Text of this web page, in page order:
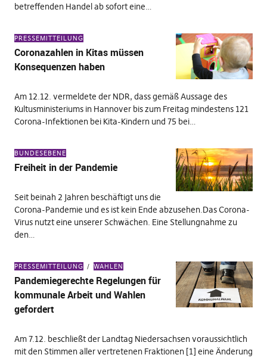
betreffenden Handel ab sofort eine…
PRESSEMITTEILUNG
Coronazahlen in Kitas müssen
Konsequenzen haben
Am 12.12. vermeldete der NDR, dass gemäß Aussage des
Kultusministeriums in Hannover bis zum Freitag mindestens 121
Corona-Infektionen bei Kita-Kindern und 75 bei…
BUNDESEBENE
Freiheit in der Pandemie
Seit beinah 2 Jahren beschäftigt uns die
Corona-Pandemie und es ist kein Ende abzusehen.Das Corona-
Virus nutzt eine unserer Schwächen. Eine Stellungnahme zu
den…
PRESSEMITTEILUNG WAHLEN
Pandemiegerechte Regelungen für
kommunale Arbeit und Wahlen
gefordert
Am 7.12. beschließt der Landtag Niedersachsen voraussichtlich
mit den Stimmen aller vertretenen Fraktionen [1] eine Änderung